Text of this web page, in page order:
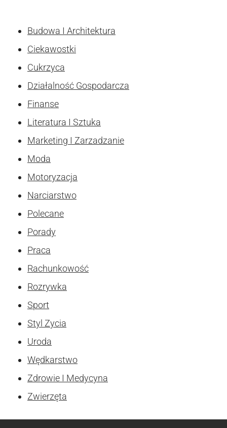
Budowa I Architektura
Ciekawostki
Cukrzyca
Działalność Gospodarcza
Finanse
Literatura I Sztuka
Marketing I Zarzadzanie
Moda
Motoryzacja
Narciarstwo
Polecane
Porady
Praca
Rachunkowość
Rozrywka
Sport
Styl Zycia
Uroda
Wędkarstwo
Zdrowie I Medycyna
Zwierzęta